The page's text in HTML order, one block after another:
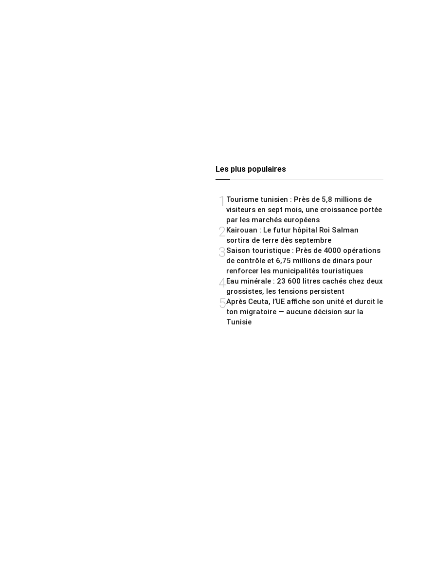
Les plus populaires
1 Tourisme tunisien : Près de 5,8 millions de
visiteurs en sept mois, une croissance portée
par les marchés européens
2Kairouan : Le futur hôpital Roi Salman
sortira de terre dès septembre
3Saison touristique : Près de 4000 opérations
de contrôle et 6,75 millions de dinars pour
renforcer les municipalités touristiques
4Eau minérale : 23 600 litres cachés chez deux
grossistes, les tensions persistent
5Après Ceuta, l’UE affiche son unité et durcit le
ton migratoire — aucune décision sur la
Tunisie